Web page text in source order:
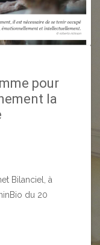
pour
la
Bilanciel, à
du 20